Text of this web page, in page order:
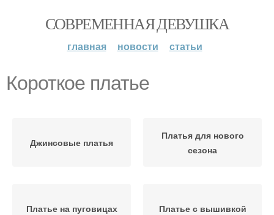
СОВРЕМЕННАЯ ДЕВУШКА
главная новости статьи
Короткое платье
Джинсовые платья
Платья для нового
сезона
Платье на пуговицах Платье с вышивкой